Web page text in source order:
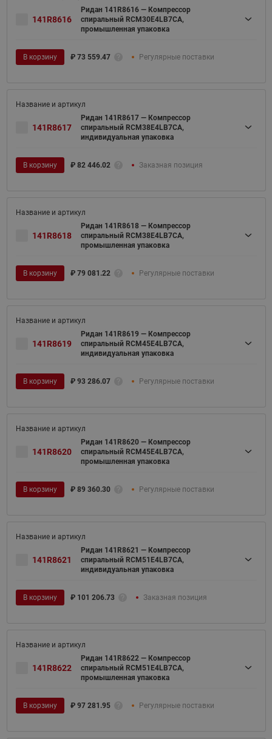
141R8616
Ридан 141R8616 — Компрессор
спиральный RCM30E4LB7CA,
промышленная упаковка
В корзину ₽ 73 559.47 Регулярные поставки
141R8617
Ридан 141R8617 — Компрессор
спиральный RCM38E4LB7CA,
индивидуальная упаковка
В корзину ₽ 82 446.02 Заказная позиция
141R8618
Ридан 141R8618 — Компрессор
спиральный RCM38E4LB7CA,
промышленная упаковка
В корзину ₽ 79 081.22 Регулярные поставки
141R8619
Ридан 141R8619 — Компрессор
спиральный RCM45E4LB7CA,
индивидуальная упаковка
В корзину ₽ 93 286.07 Регулярные поставки
141R8620
Ридан 141R8620 — Компрессор
спиральный RCM45E4LB7CA,
промышленная упаковка
В корзину ₽ 89 360.30 Регулярные поставки
141R8621
Ридан 141R8621 — Компрессор
спиральный RCM51E4LB7CA,
индивидуальная упаковка
В корзину ₽ 101 206.73 Заказная позиция
141R8622
Ридан 141R8622 — Компрессор
спиральный RCM51E4LB7CA,
промышленная упаковка
В корзину ₽ 97 281.95 Регулярные поставки